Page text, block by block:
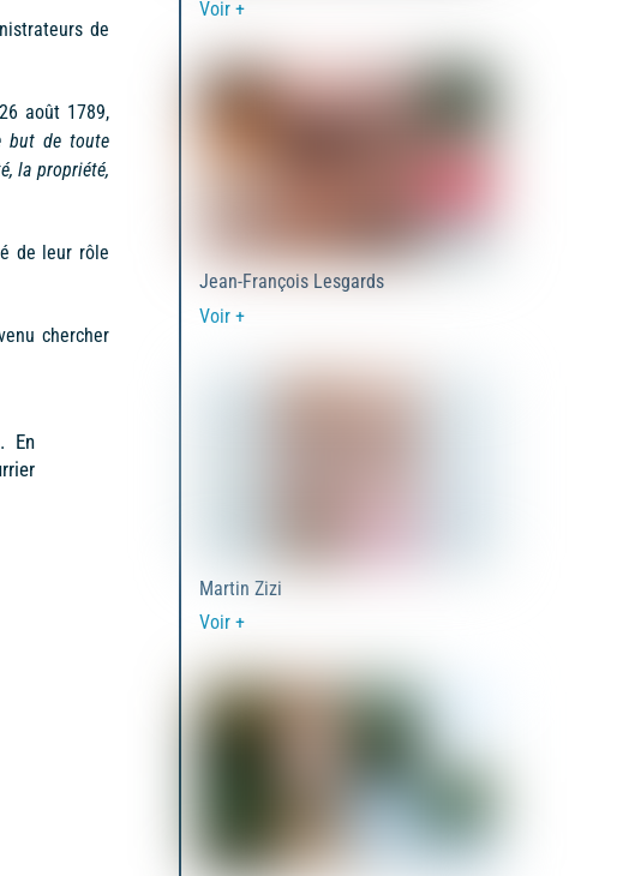
de
août 1789,
but de toute
la propriété,
de leur rôle
chercher
En
Voir +
Jean-François Lesgards
Voir +
Martin Zizi
Voir +